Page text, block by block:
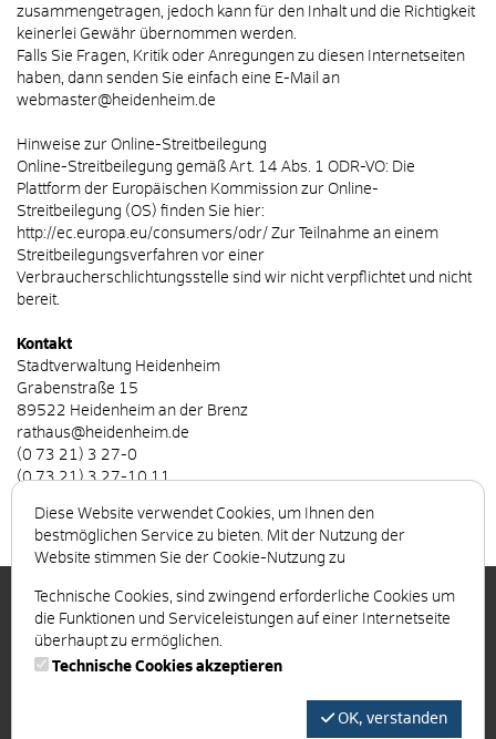
zusammengetragen, jedoch kann für den Inhalt und die Richtigkeit
keinerlei Gewähr übernommen werden.
Falls Sie Fragen, Kritik oder Anregungen zu diesen Internetseiten
haben, dann senden Sie einfach eine E-Mail an
webmaster@heidenheim.de
Hinweise zur Online-Streitbeilegung
Online-Streitbeilegung gemäß Art. 14 Abs. 1 ODR-VO: Die
Plattform der Europäischen Kommission zur Online-
Streitbeilegung (OS) finden Sie hier:
http://ec.europa.eu/consumers/odr/ Zur Teilnahme an einem
Streitbeilegungsverfahren vor einer
Verbraucherschlichtungsstelle sind wir nicht verpflichtet und nicht
bereit.
Kontakt
Stadtverwaltung Heidenheim
Grabenstraße 15
89522 Heidenheim an der Brenz
rathaus@heidenheim.de
(0 73 21) 3 27-0
(0 73 21) 3 27-10 11
Rechtliche Hinweise
Impressum
Impressum
Diese Website verwendet Cookies, um Ihnen den
bestmöglichen Service zu bieten. Mit der Nutzung der
Website stimmen Sie der Cookie-Nutzung zu
Technische Cookies, sind zwingend erforderliche Cookies um
die Funktionen und Serviceleistungen auf einer Internetseite
überhaupt zu ermöglichen.
Technische Cookies akzeptieren
OK, verstanden